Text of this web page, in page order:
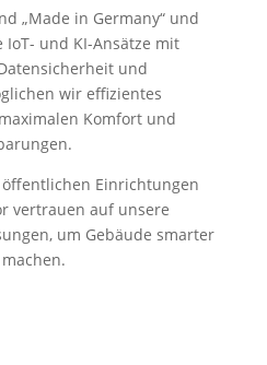
„Made in Germany“ und
und KI-Ansätze mit
und
wir effizientes
Komfort und
Einrichtungen
vertrauen auf unsere
um Gebäude smarter